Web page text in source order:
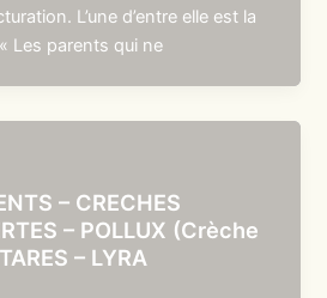
L’une d’entre elle est la
Les parents qui ne
– CRECHES
– POLLUX (Crèche
– LYRA